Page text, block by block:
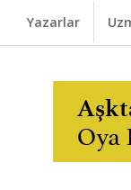
Yazarlar